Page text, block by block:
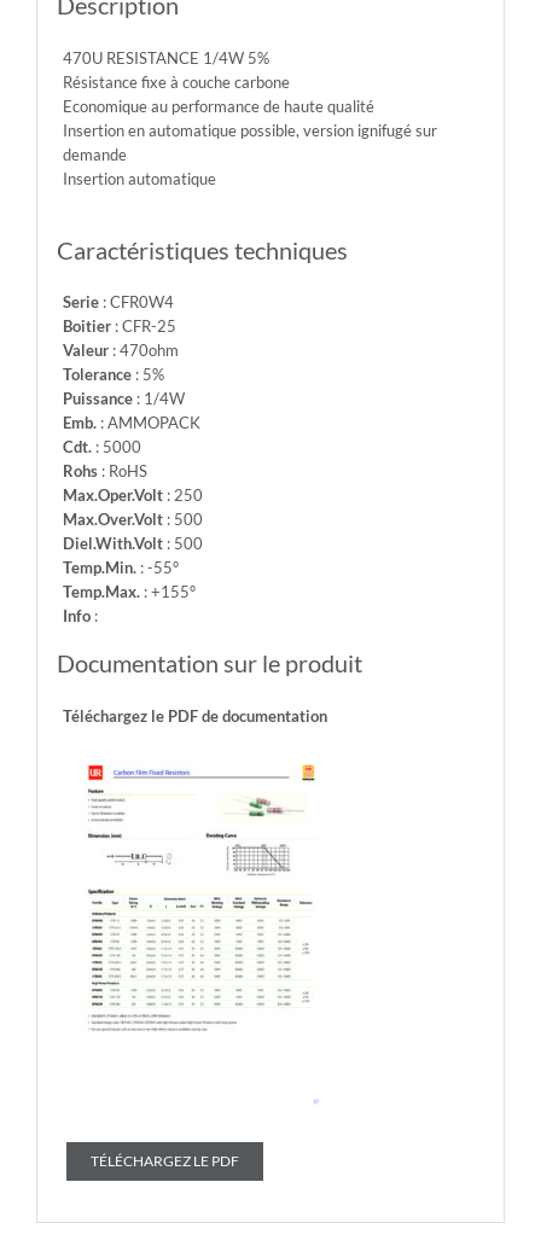
Temp.Min.:
-55°
-
Temp.Max.:
-
470U RESISTANCE 1/4W 5%
Résistance fixe à couche carbone
Economique au performance de haute qualité
Insertion en automatique possible, version ignifugé sur
demande
Insertion automatique
Caractéristiques techniques
Serie: CFR0W4
Boitier: CFR-25
Valeur: 470ohm
Tolerance: 5%
Puissance: 1/4W
Emb.: AMMOPACK
Cdt.: 5000
Rohs: RoHS
Max.Oper.Volt: 250
Max.Over.Volt: 500
Diel.With.Volt: 500
Temp.Min.: -55°
Temp.Max.: +155°
Info:
Documentation sur le produit
Téléchargez le PDF de documentation
TÉLÉCHARGEZ LE PDF